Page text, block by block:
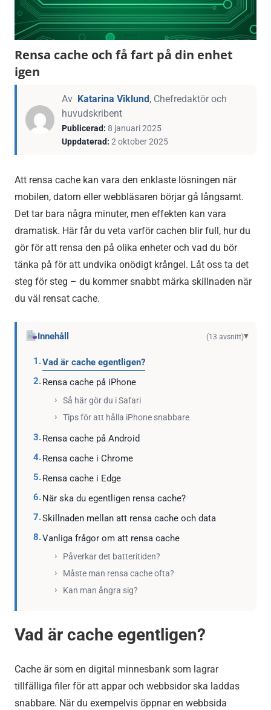
Rensa cache och få fart på din enhet
igen
januari
Katarina
Viklund
Guider
och
Av Katarina Viklund, Chefredaktör och
huvudskribent
Publicerad: 8 januari 2025
Uppdaterad: 2 oktober 2025
Att rensa cache kan vara den enklaste lösningen när
mobilen, datorn eller webbläsaren börjar gå långsamt.
Det tar bara några minuter, men effekten kan vara
dramatisk. Här får du veta varför cachen blir full, hur du
gör för att rensa den på olika enheter och vad du bör
tänka på för att undvika onödigt krångel. Låt oss ta det
steg för steg – du kommer snabbt märka skillnaden när
du väl rensat cache.
Innehåll (13 avsnitt)▾
Vad är cache egentligen?
Rensa cache på iPhone
Så här gör du i Safari
Tips för att hålla iPhone snabbare
Rensa cache på Android
Rensa cache i Chrome
Rensa cache i Edge
När ska du egentligen rensa cache?
Skillnaden mellan att rensa cache och data
Vanliga frågor om att rensa cache
Påverkar det batteritiden?
Måste man rensa cache ofta?
Kan man ångra sig?
Vad är cache egentligen?
Cache är som en digital minnesbank som lagrar
tillfälliga filer för att appar och webbsidor ska laddas
snabbare. När du exempelvis öppnar en webbsida